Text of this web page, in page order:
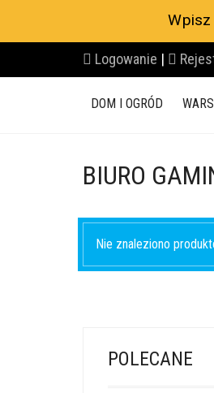
Logowanie |
DOM I OGRÓD
BIURO
Nie znaleziono
POLECANE